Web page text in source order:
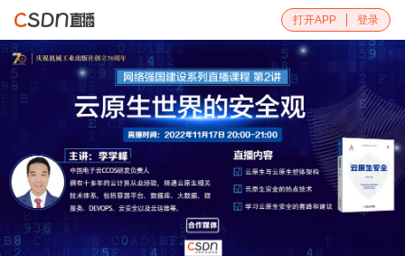
打开APP 登录